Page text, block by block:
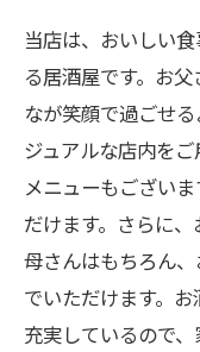
当店は、おいしい
る居酒屋です。お
なが笑顔で過ごせ
ジュアルな店内を
メニューもござい
だけます。さらに
母さんはもちろん
でいただけます。
充実しているので